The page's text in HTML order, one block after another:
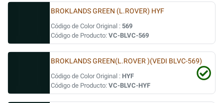
BROKLANDS GREEN (L.ROVER) HYF
Código de Color Original : 569
Código de Producto: VC-BLVC-569
BROKLANDS GREEN(L.ROVER )(VEDI BLVC-569)
Código de Color Original : HYF
Código de Producto: VC-BLVC-HYF